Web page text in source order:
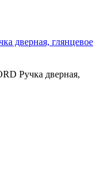
Ручка дверная,